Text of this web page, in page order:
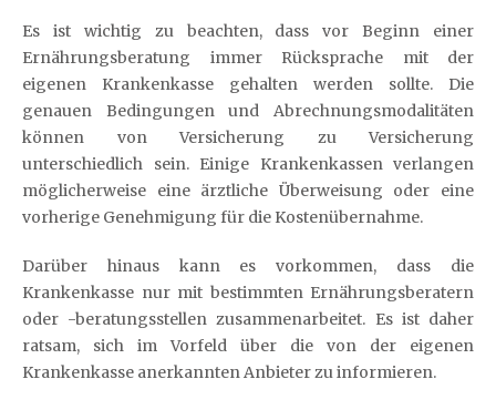
Es ist wichtig zu beachten, dass vor Beginn einer
Ernährungsberatung immer Rücksprache mit der
eigenen Krankenkasse gehalten werden sollte. Die
genauen Bedingungen und Abrechnungsmodalitäten
können von Versicherung zu Versicherung
unterschiedlich sein. Einige Krankenkassen verlangen
möglicherweise eine ärztliche Überweisung oder eine
vorherige Genehmigung für die Kostenübernahme.
Darüber hinaus kann es vorkommen, dass die
Krankenkasse nur mit bestimmten Ernährungsberatern
oder -beratungsstellen zusammenarbeitet. Es ist daher
ratsam, sich im Vorfeld über die von der eigenen
Krankenkasse anerkannten Anbieter zu informieren.